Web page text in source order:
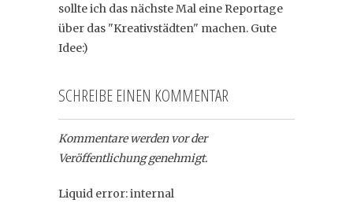
sollte ich das nächste Mal eine Reportage
über das "Kreativstädten" machen. Gute
Idee:)
SCHREIBE EINEN KOMMENTAR
Kommentare werden vor der
Veröffentlichung genehmigt.
Liquid error: internal